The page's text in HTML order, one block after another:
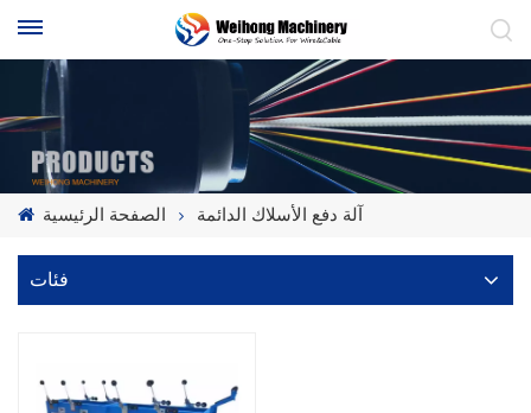
الصفحة الرئيسية آلة دفع الأسلاك الدائمة
فئات